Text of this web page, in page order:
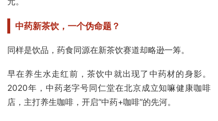
中药新茶饮，一个伪命题？
同样是饮品，药食同源在新茶饮赛道却略逊一筹。
早在养生水走红前，茶饮中就出现了中药材的身影。
2020年，中药老字号同仁堂在北京成立知嘛健康咖啡
店，主打养生咖啡，开启“中药+咖啡”的先河。